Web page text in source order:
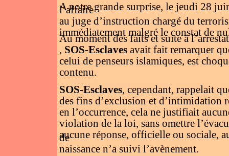
A notre grande surprise, le jeudi 28
l’affaire
au juge d’instruction chargé du
immédiatement malgré le constat de
Au moment des faits et suite à
, SOS-Esclaves avait fait remarquer
celui de penseurs islamiques, est
contenu.
SOS-Esclaves, cependant, rappelait
des fins d’exclusion et d’intimidation
en l’occurrence, cela ne justifiait
violation de la loi, sans omettre
aucune réponse, officielle ou sociale,
de
naissance n’a suivi l’avènement.